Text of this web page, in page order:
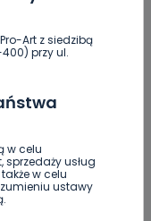
Art z siedzibą
przy ul.
w celu
usług
w celu
ustawy